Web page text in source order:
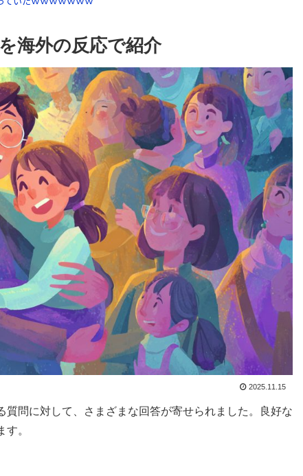
海外の反応で紹介
2025.11.15
問に対して、さまざまな回答が寄せられました。良好な
。